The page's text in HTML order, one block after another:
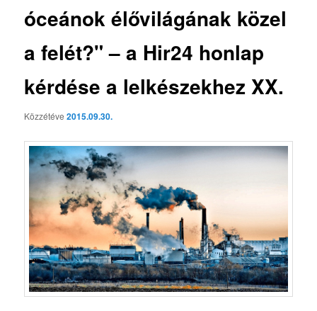
óceánok élővilágának közel
a felét?" – a Hir24 honlap
kérdése a lelkészekhez XX.
Közzétéve2015.09.30.